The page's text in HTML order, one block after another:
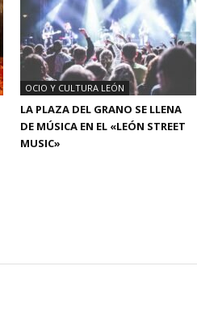
OCIO Y CULTURA LEÓN
LA PLAZA DEL GRANO SE LLENA
DE MÚSICA EN EL «LEÓN STREET
MUSIC»